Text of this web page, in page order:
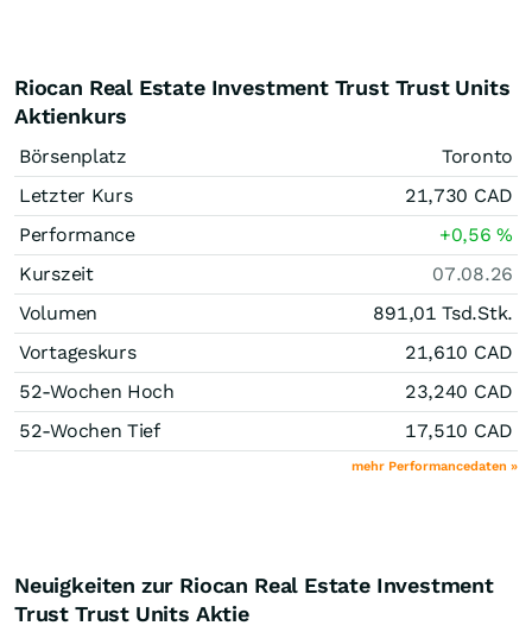
Riocan Real Estate Investment Trust Trust Units
Aktienkurs
Börsenplatz
Toronto
Letzter Kurs
21,730 CAD
Performance
+0,56%
Kurszeit
07.08.26
Volumen
891,01 Tsd.Stk.
Vortageskurs
21,610 CAD
52-Wochen Hoch
23,240 CAD
52-Wochen Tief
17,510 CAD
mehr Performancedaten »
Neuigkeiten zur Riocan Real Estate Investment
Trust Trust Units Aktie